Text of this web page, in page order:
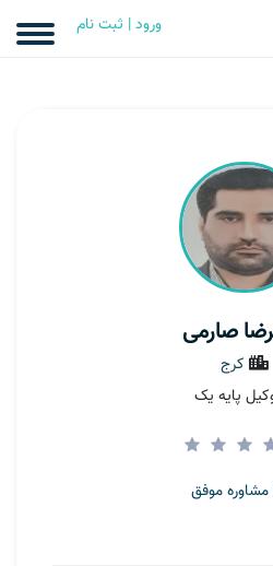
ورود | ثبت نام
صارمی
کرج
پایه یک